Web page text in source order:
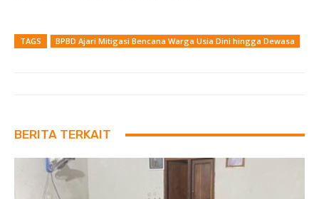
TAGS BPBD Ajari Mitigasi Bencana Warga Usia Dini hingga Dewasa
BERITA TERKAIT